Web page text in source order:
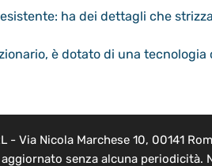
ha dei dettagli che
è dotato di una tecnologia
- Via Nicola Marchese 10, 00141
senza alcuna